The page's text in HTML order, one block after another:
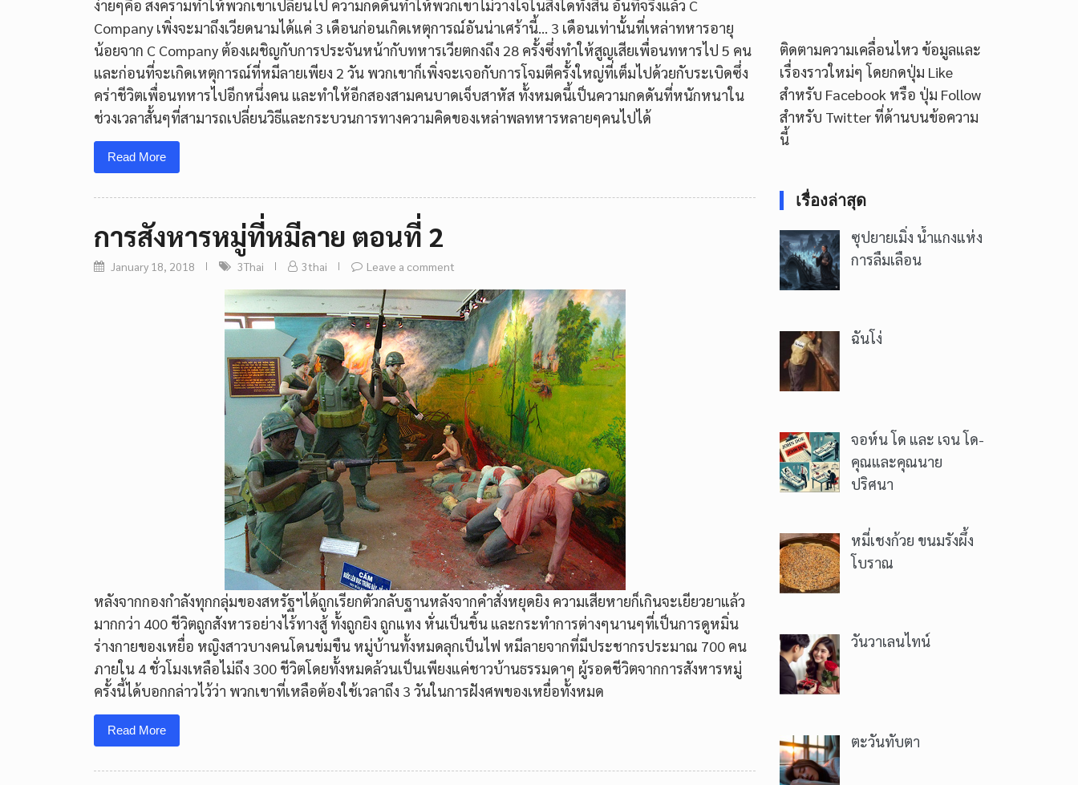
ง่ายๆคือ สงครามทำให้พวกเขาเปลี่ยนไป ความกดดันทำให้พวกเขาไม่วางใจในสิ่งใดทั้งสิ้น อันที่จริงแล้ว C
Company เพิ่งจะมาถึงเวียดนามได้แค่ 3 เดือนก่อนเกิดเหตุการณ์อันน่าเศร้านี้… 3 เดือนเท่านั้นที่เหล่าทหารอายุ
น้อยจาก C Company ต้องเผชิญกับการประจันหน้ากับทหารเวียตกงถึง 28 ครั้งซึ่งทำให้สูญเสียเพื่อนทหารไป 5 คน
และก่อนที่จะเกิดเหตุการณ์ที่หมีลายเพียง 2 วัน พวกเขาก็เพิ่งจะเจอกับการโจมตีครั้งใหญ่ที่เต็มไปด้วยกับระเบิดซึ่ง
คร่าชีวิตเพื่อนทหารไปอีกหนึ่งคน และทำให้อีกสองสามคนบาดเจ็บสาหัส ทั้งหมดนี้เป็นความกดดันที่หนักหนาใน
ช่วงเวลาสั้นๆที่สามารถเปลี่ยนวิธีและกระบวนการทางความคิดของเหล่าพลทหารหลายๆคนไปได้
Read More
การสังหารหมู่ที่หมีลาย ตอนที่ 2
January 18, 2018 3Thai 3thai Leave a comment
หลังจากกองกำลังทุกกลุ่มของสหรัฐฯได้ถูกเรียกตัวกลับฐานหลังจากคำสั่งหยุดยิง ความเสียหายก็เกินจะเยียวยาแล้ว
มากกว่า 400 ชีวิตถูกสังหารอย่างไร้ทางสู้ ทั้งถูกยิง ถูกแทง หั่นเป็นชิ้น และกระทำการต่างๆนานๆที่เป็นการดูหมิ่น
ร่างกายของเหยื่อ หญิงสาวบางคนโดนข่มขืน หมู่บ้านทั้งหมดลุกเป็นไฟ หมีลายจากที่มีประชากรประมาณ 700 คน
ภายใน 4 ชั่วโมงเหลือไม่ถึง 300 ชีวิตโดยทั้งหมดล้วนเป็นเพียงแค่ชาวบ้านธรรมดาๆ ผู้รอดชีวิตจากการสังหารหมู่
ครั้งนี้ได้บอกกล่าวไว้ว่า พวกเขาที่เหลือต้องใช้เวลาถึง 3 วันในการฝังศพของเหยื่อทั้งหมด
Read More
ติดตามความเคลื่อนไหว ข้อมูลและ
เรื่องราวใหม่ๆ โดยกดปุ่ม Like
สำหรับ Facebook หรือ ปุ่ม Follow
สำหรับ Twitter ที่ด้านบนข้อความ
นี้
เรื่องล่าสุด
ซุปยายเมิ่ง น้ำแกงแห่ง
การลืมเลือน
ฉันโง่
จอห์น โด และ เจน โด-
คุณและคุณนาย
ปริศนา
หมี่เชงก้วย ขนมรังผึ้ง
โบราณ
วันวาเลนไทน์
ตะวันทับตา